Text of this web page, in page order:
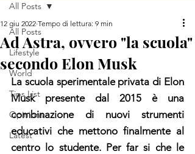
All Posts
Lifestyle
World
Tips List
Opinions
Latest
All Posts
Ad Astra, ovvero "la scuola"
secondo Elon Musk
12 giu 2022 Tempo di lettura: 9 min
La scuola sperimentale privata di Elon
Musk presente dal 2015 è una
combinazione di nuovi strumenti
educativi che mettono finalmente al
centro lo studente. Per far si che le